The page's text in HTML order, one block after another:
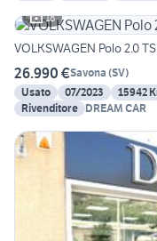
18
VOLKSWAGEN Polo 2.0
26.990 €Savona (SV)
Usato
07/2023 15942
Rivenditore DREAM CAR